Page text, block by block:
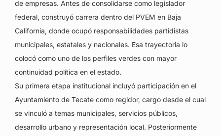
de empresas. Antes de consolidarse como legislador
federal, construyó carrera dentro del PVEM en Baja
California, donde ocupó responsabilidades partidistas
municipales, estatales y nacionales. Esa trayectoria lo
colocó como uno de los perfiles verdes con mayor
continuidad política en el estado.
Su primera etapa institucional incluyó participación en el
Ayuntamiento de Tecate como regidor, cargo desde el cual
se vinculó a temas municipales, servicios públicos,
desarrollo urbano y representación local. Posteriormente